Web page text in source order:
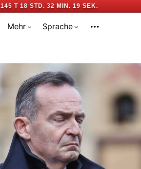
145 T 18 STD. 32 MIN. 18 SEK.
Mehr Sprache